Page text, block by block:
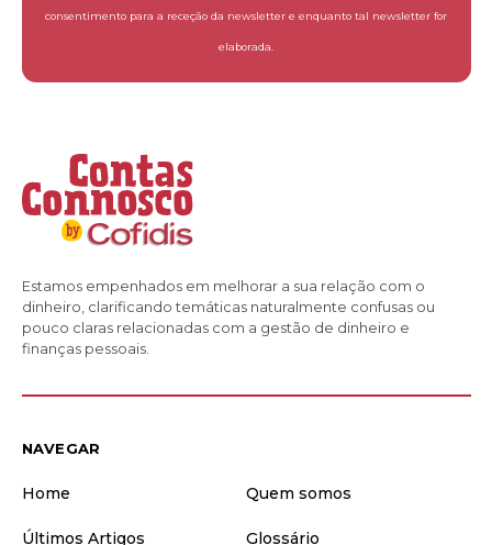
consentimento para a receção da newsletter e enquanto tal newsletter for
elaborada.
Estamos empenhados em melhorar a sua relação com o
dinheiro, clarificando temáticas naturalmente confusas ou
pouco claras relacionadas com a gestão de dinheiro e
finanças pessoais.
NAVEGAR
Home Quem somos
Últimos Artigos
Glossário